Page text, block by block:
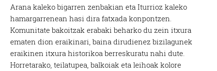
Arana kaleko bigarren zenbakian eta Iturrioz kaleko
hamargarrenean hasi dira fatxada konpontzen.
Komunitate bakoitzak erabaki beharko du zein itxura
ematen dion eraikinari, baina dirudienez bizilagunek
eraikinen itxura historikoa berreskuratu nahi dute.
Horretarako, teilatupea, balkoiak eta leihoak kolore